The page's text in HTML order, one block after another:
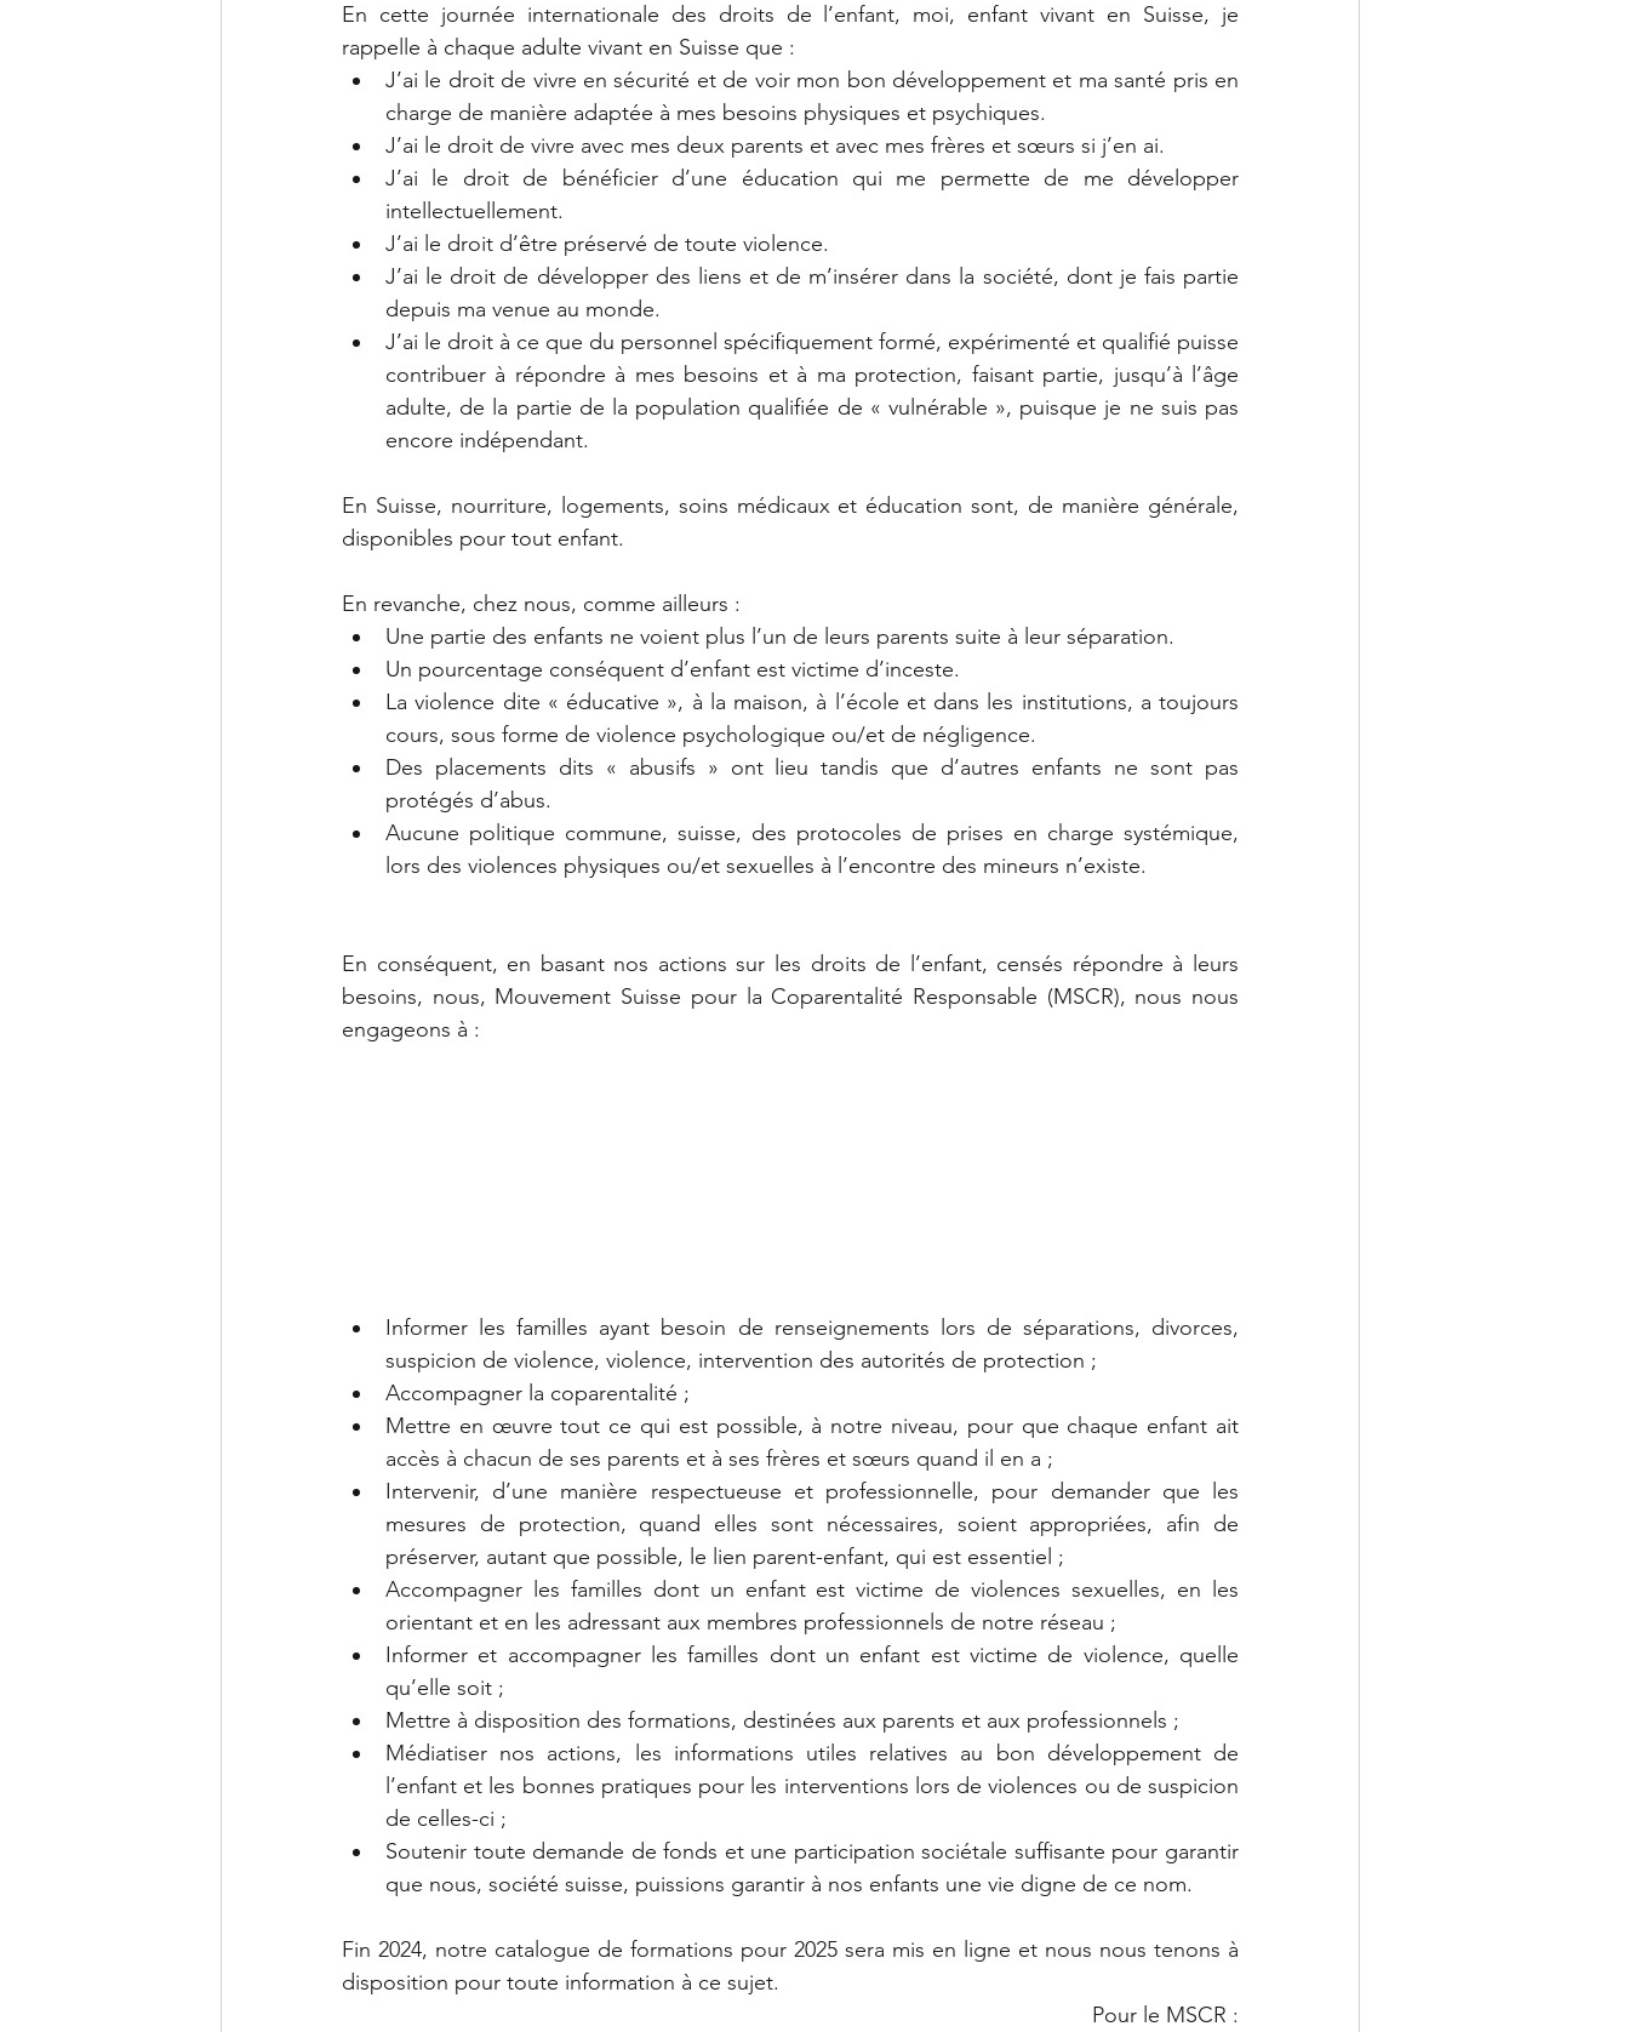
En cette journée internationale des droits de l’enfant, moi, enfant vivant en Suisse, je
rappelle à chaque adulte vivant en Suisse que :
J’ai le droit de vivre en sécurité et de voir mon bon développement et ma santé pris en
charge de manière adaptée à mes besoins physiques et psychiques.
J’ai le droit de vivre avec mes deux parents et avec mes frères et sœurs si j’en ai.
J’ai le droit de bénéficier d’une éducation qui me permette de me développer
intellectuellement.
J’ai le droit d’être préservé de toute violence.
J’ai le droit de développer des liens et de m’insérer dans la société, dont je fais partie
depuis ma venue au monde.
J’ai le droit à ce que du personnel spécifiquement formé, expérimenté et qualifié puisse
contribuer à répondre à mes besoins et à ma protection, faisant partie, jusqu’à l’âge
adulte, de la partie de la population qualifiée de « vulnérable », puisque je ne suis pas
encore indépendant.
En Suisse, nourriture, logements, soins médicaux et éducation sont, de manière générale,
disponibles pour tout enfant.
En revanche, chez nous, comme ailleurs :
Une partie des enfants ne voient plus l’un de leurs parents suite à leur séparation.
Un pourcentage conséquent d’enfant est victime d’inceste.
La violence dite « éducative », à la maison, à l’école et dans les institutions, a toujours
cours, sous forme de violence psychologique ou/et de négligence.
Des placements dits « abusifs » ont lieu tandis que d’autres enfants ne sont pas
protégés d’abus.
Aucune politique commune, suisse, des protocoles de prises en charge systémique,
lors des violences physiques ou/et sexuelles à l’encontre des mineurs n’existe.
En conséquent, en basant nos actions sur les droits de l’enfant, censés répondre à leurs
besoins, nous, Mouvement Suisse pour la Coparentalité Responsable (MSCR), nous nous
engageons à :
Informer les familles ayant besoin de renseignements lors de séparations, divorces,
suspicion de violence, violence, intervention des autorités de protection ;
Accompagner la coparentalité ;
Mettre en œuvre tout ce qui est possible, à notre niveau, pour que chaque enfant ait
accès à chacun de ses parents et à ses frères et sœurs quand il en a ;
Intervenir, d’une manière respectueuse et professionnelle, pour demander que les
mesures de protection, quand elles sont nécessaires, soient appropriées, afin de
préserver, autant que possible, le lien parent-enfant, qui est essentiel ;
Accompagner les familles dont un enfant est victime de violences sexuelles, en les
orientant et en les adressant aux membres professionnels de notre réseau ;
Informer et accompagner les familles dont un enfant est victime de violence, quelle
qu’elle soit ;
Mettre à disposition des formations, destinées aux parents et aux professionnels ;
Médiatiser nos actions, les informations utiles relatives au bon développement de
l’enfant et les bonnes pratiques pour les interventions lors de violences ou de suspicion
de celles-ci ;
Soutenir toute demande de fonds et une participation sociétale suffisante pour garantir
que nous, société suisse, puissions garantir à nos enfants une vie digne de ce nom.
Fin 2024, notre catalogue de formations pour 2025 sera mis en ligne et nous nous tenons à
disposition pour toute information à ce sujet.
Pour le MSCR :